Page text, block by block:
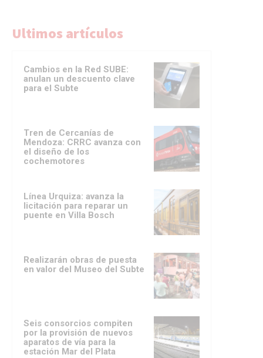
Ultimos artículos
Cambios en la Red SUBE:
anulan un descuento clave
para el Subte
Tren de Cercanías de
Mendoza: CRRC avanza con
el diseño de los
cochemotores
Línea Urquiza: avanza la
licitación para reparar un
puente en Villa Bosch
Realizarán obras de puesta
en valor del Museo del Subte
Seis consorcios compiten
por la provisión de nuevos
aparatos de vía para la
estación Mar del Plata